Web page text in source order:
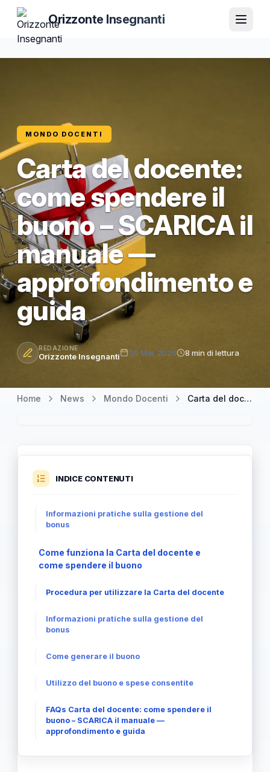
Orizzonte Insegnanti
MONDO DOCENTI
Carta del docente:
come spendere il
buono – SCARICA il
manuale —
approfondimento e
guida
REDAZIONE
Orizzonte Insegnanti 09 Mar 2026 8 min di lettura
Home News Mondo Docenti Carta del docente: come spendere il buono – SCARICA il manuale — approfondimento e guida
INDICE CONTENUTI
Informazioni pratiche sulla gestione del
bonus
Come funziona la Carta del docente e
come spendere il buono
Procedura per utilizzare la Carta del docente
Informazioni pratiche sulla gestione del
bonus
Come generare il buono
Utilizzo del buono e spese consentite
FAQs Carta del docente: come spendere il
buono – SCARICA il manuale —
approfondimento e guida